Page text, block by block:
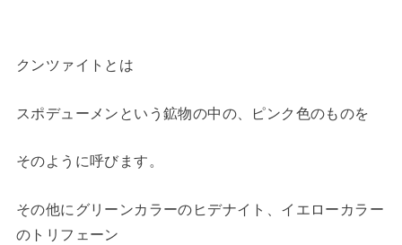
クンツァイトとは
スポデューメンという鉱物の中の、ピンク色のものを
そのように呼びます。
その他にグリーンカラーのヒデナイト、イエローカラー
のトリフェーン